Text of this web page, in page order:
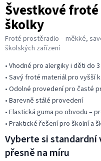
Švestkové
školky
Froté prostěradlo – měkké,
školských zařízení
• Vhodné pro alergiky i děti do
• Savý froté materiál pro vyšší
• Odolné provedení pro časté
• Barevně stálé provedení
• Elastická guma po obvodu –
• Praktické řešení pro školní a
Vyberte si
přesně na míru